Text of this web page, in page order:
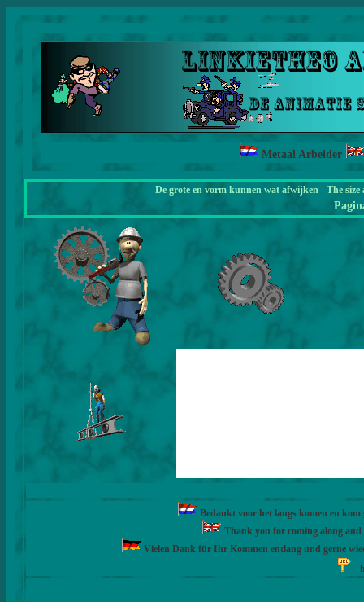
Metaal Arbeider
De grote en vorm kunnen wat afwijken - The
Bedankt voor het langs komen en
Thank you for coming along and
Vielen Dank für Ihr Kommen entlang und gerne